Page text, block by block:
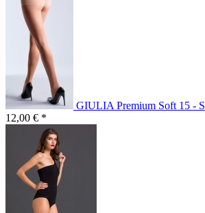
GIULIA Premium Soft 15 -
12,00 € *